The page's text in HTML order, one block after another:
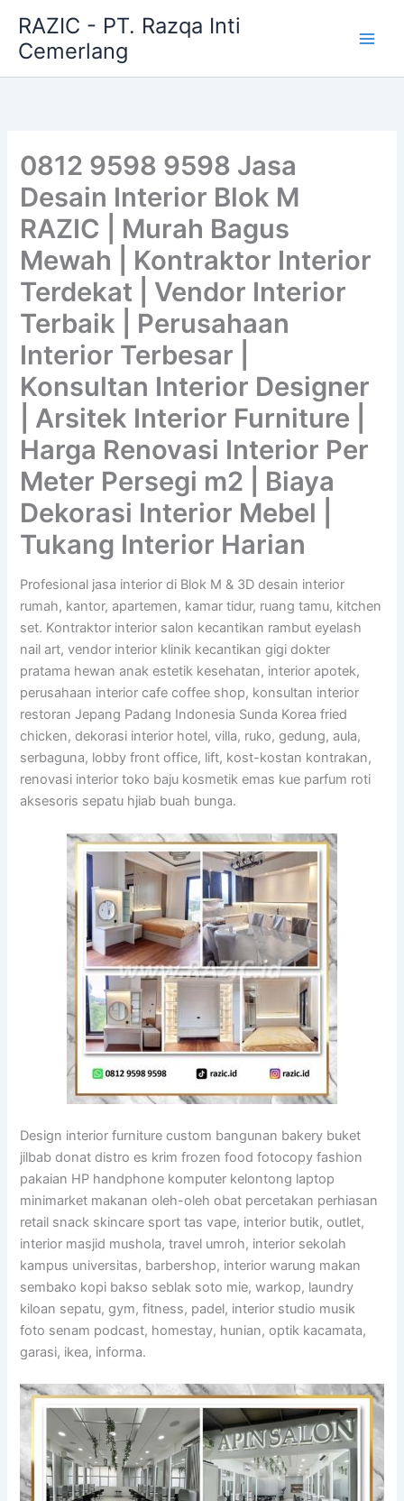
content
RAZIC - PT. Razqa Inti
Cemerlang
0812 9598 9598 Jasa
Desain Interior Blok M
RAZIC | Murah Bagus
Mewah | Kontraktor Interior
Terdekat | Vendor Interior
Terbaik | Perusahaan
Interior Terbesar |
Konsultan Interior Designer
| Arsitek Interior Furniture |
Harga Renovasi Interior Per
Meter Persegi m2 | Biaya
Dekorasi Interior Mebel |
Tukang Interior Harian
Profesional jasa interior di Blok M & 3D desain interior
rumah, kantor, apartemen, kamar tidur, ruang tamu, kitchen
set. Kontraktor interior salon kecantikan rambut eyelash
nail art, vendor interior klinik kecantikan gigi dokter
pratama hewan anak estetik kesehatan, interior apotek,
perusahaan interior cafe coffee shop, konsultan interior
restoran Jepang Padang Indonesia Sunda Korea fried
chicken, dekorasi interior hotel, villa, ruko, gedung, aula,
serbaguna, lobby front office, lift, kost-kostan kontrakan,
renovasi interior toko baju kosmetik emas kue parfum roti
aksesoris sepatu hjiab buah bunga.
Design interior furniture custom bangunan bakery buket
jilbab donat distro es krim frozen food fotocopy fashion
pakaian HP handphone komputer kelontong laptop
minimarket makanan oleh-oleh obat percetakan perhiasan
retail snack skincare sport tas vape, interior butik, outlet,
interior masjid mushola, travel umroh, interior sekolah
kampus universitas, barbershop, interior warung makan
sembako kopi bakso seblak soto mie, warkop, laundry
kiloan sepatu, gym, fitness, padel, interior studio musik
foto senam podcast, homestay, hunian, optik kacamata,
garasi, ikea, informa.